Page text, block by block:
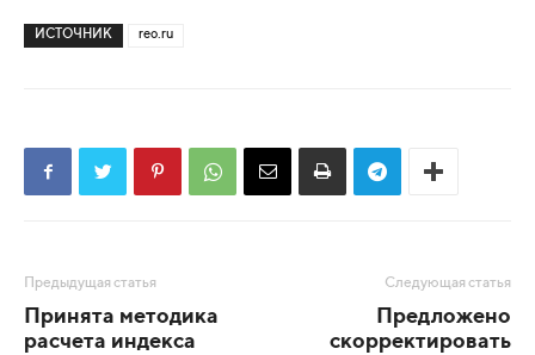
ИСТОЧНИК reo.ru
Предыдущая статья
Принята методика
расчета индекса
Следующая статья
Предложено
скорректировать